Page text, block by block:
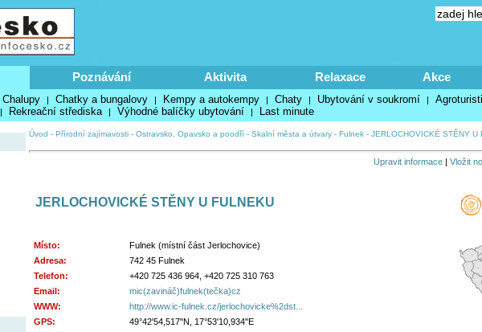
Poznávání Aktivita Relaxace Akce
Chalupy | Chatky a bungalovy | Kempy a autokempy | Chaty | Ubytování v soukromí |
| Rekreační střediska | Výhodné balíčky ubytování | Last minute
Úvod - Přírodní zajímavosti- Ostravsko, Opavsko a poodří- Skalní města a útvary- Fulnek- JERLOCHOVICKÉ STĚNY U
Upravit informace| Vložit
JERLOCHOVICKÉ STĚNY U FULNEKU
Místo:
Fulnek (místní část Jerlochovice)
Adresa:
742 45 Fulnek
Telefon:
+420 725 436 964, +420 725 310 763
Email:
mic(zavináč)fulnek(tečka)cz
WWW:
http://www.ic-fulnek.cz/jerlochovicke%2dst...
GPS:
49°42'54,517"N, 17°53'10,934"E